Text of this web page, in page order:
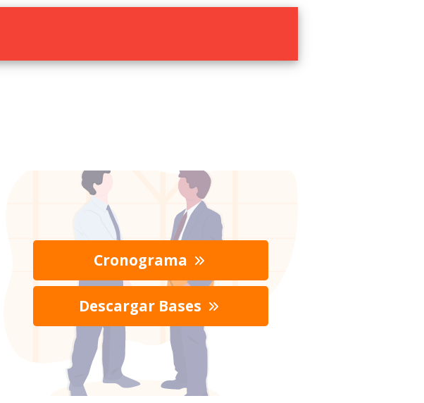
Cronograma
Descargar Bases